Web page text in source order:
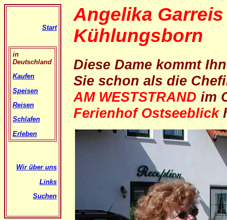
Start
in
Deutschland
Kaufen
Speisen
Reisen
Schlafen
Erleben
Wir über uns
Links
Suchen
Angelika
Kühlungsborn
Diese Dame kommt
Sie schon als die
AM WESTSTRAND im
Ferienhof Ostseeblick